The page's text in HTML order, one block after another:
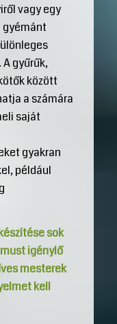
vagy egy
gyűrűk,
között
a számára
saját
gyakran
például
sok
igénylő
mesterek
kell